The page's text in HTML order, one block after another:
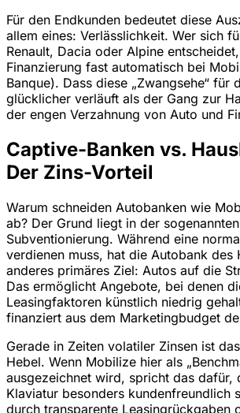
Für den Endkunden bedeutet diese
allem eines: Verlässlichkeit. Wer sich
Renault, Dacia oder Alpine
Finanzierung fast automatisch bei
Banque). Dass diese „Zwangsehe“ für
glücklicher verläuft als der Gang zur
der engen Verzahnung von Auto und
Captive-Banken vs.
Der Zins-Vorteil
Warum schneiden Autobanken wie
ab? Der Grund liegt in der sogenannten
Subventionierung. Während eine
verdienen muss, hat die Autobank des
anderes primäres Ziel: Autos auf die
Das ermöglicht Angebote, bei denen
Leasingfaktoren künstlich niedrig
finanziert aus dem Marketingbudget
Gerade in Zeiten volatiler Zinsen ist
Hebel. Wenn Mobilize hier als
ausgezeichnet wird, spricht das dafür,
Klaviatur besonders kundenfreundlich
durch transparente Leasingrückgaben